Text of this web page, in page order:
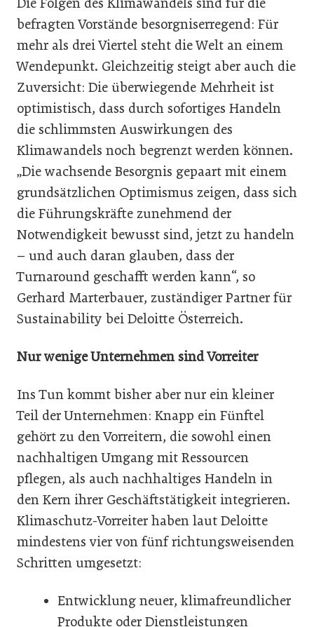
befragten Vorstände besorgniserregend: Für
mehr als drei Viertel steht die Welt an einem
Wendepunkt. Gleichzeitig steigt aber auch die
Zuversicht: Die überwiegende Mehrheit ist
optimistisch, dass durch sofortiges Handeln
die schlimmsten Auswirkungen des
Klimawandels noch begrenzt werden können.
„Die wachsende Besorgnis gepaart mit einem
grundsätzlichen Optimismus zeigen, dass sich
die Führungskräfte zunehmend der
Notwendigkeit bewusst sind, jetzt zu handeln
– und auch daran glauben, dass der
Turnaround geschafft werden kann“, so
Gerhard Marterbauer, zuständiger Partner für
Sustainability bei Deloitte Österreich.
Nur wenige Unternehmen sind Vorreiter
Ins Tun kommt bisher aber nur ein kleiner
Teil der Unternehmen: Knapp ein Fünftel
gehört zu den Vorreitern, die sowohl einen
nachhaltigen Umgang mit Ressourcen
pflegen, als auch nachhaltiges Handeln in
den Kern ihrer Geschäftstätigkeit integrieren.
Klimaschutz-Vorreiter haben laut Deloitte
mindestens vier von fünf richtungsweisenden
Schritten umgesetzt:
Entwicklung neuer, klimafreundlicher
Produkte oder Dienstleistungen